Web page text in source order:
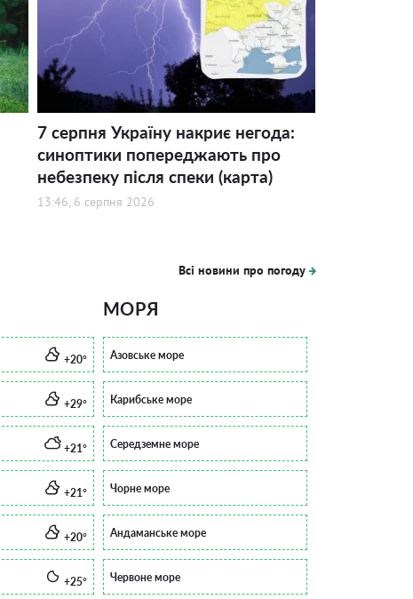
7 серпня Україну накриє негода:
синоптики попереджають про
небезпеку після спеки (карта)
13:46, 6 серпня 2026
Всі новини про погоду
+20°
+29°
+21°
+21°
+20°
+25°
МОРЯ
Азовське море
Карибське море
Середземне море
Чорне море
Андаманське море
Червоне море